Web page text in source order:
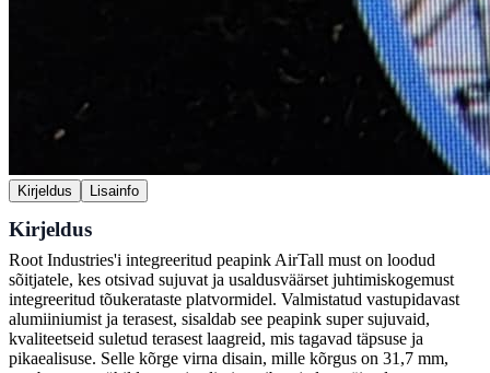
Kirjeldus Lisainfo
Kirjeldus
Root Industries'i integreeritud peapink AirTall must on loodud
sõitjatele, kes otsivad sujuvat ja usaldusväärset juhtimiskogemust
integreeritud tõukerataste platvormidel. Valmistatud vastupidavast
alumiiniumist ja terasest, sisaldab see peapink super sujuvaid,
kvaliteetseid suletud terasest laagreid, mis tagavad täpsuse ja
pikaealisuse. Selle kõrge virna disain, mille kõrgus on 31,7 mm,